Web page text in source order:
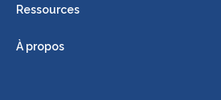
Ressources
À propos